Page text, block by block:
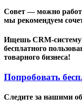
Совет — можно
мы рекомендуем
Ищешь CRM-
бесплатного
товарного бизнеса!
Попробовать
Следите за нашими